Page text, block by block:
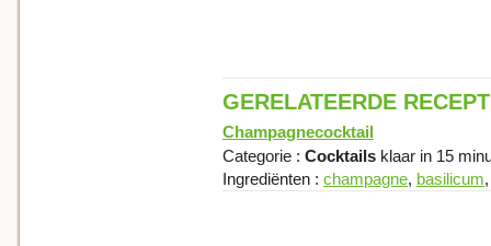
GERELATEERDE
Champagnecocktail
Categorie : Cocktails klaar in 15
Ingrediënten : champagne, basilicum